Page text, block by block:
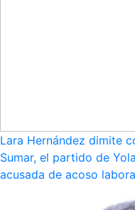
Lara Hernández dimite
Sumar, el partido de
acusada de acoso